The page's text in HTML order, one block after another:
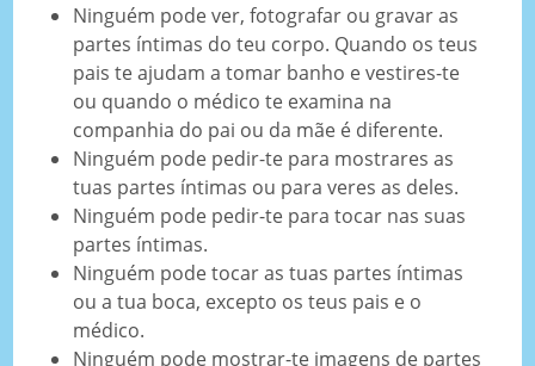
Ninguém pode ver, fotografar ou gravar as
partes íntimas do teu corpo. Quando os teus
pais te ajudam a tomar banho e vestires-te
ou quando o médico te examina na
companhia do pai ou da mãe é diferente.
Ninguém pode pedir-te para mostrares as
tuas partes íntimas ou para veres as deles.
Ninguém pode pedir-te para tocar nas suas
partes íntimas.
Ninguém pode tocar as tuas partes íntimas
ou a tua boca, excepto os teus pais e o
médico.
Ninguém pode mostrar-te imagens de partes